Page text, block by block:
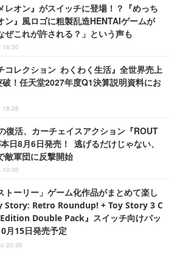
レオン』がスイッチに登場！？『めっち
ン』風ロゴに粗製乱造HENTAIゲームが
これが許される？」という声も
16:30
コレクション わくわく生活』全世界売上
破！任天堂2027年度Q1決算説明資料にお
18:26
復活、カーチェイスアクション『ROUT
日8月6日発売！ 逃げるだけじゃない、
敵軍団に反撃開始
10:00
トーリー」ゲーム化作品がまとめて楽し
Story: Retro Roundup! + Toy Story 3 C
Double Pack』スイッチ向けパッ
月15日発売予定
20:30